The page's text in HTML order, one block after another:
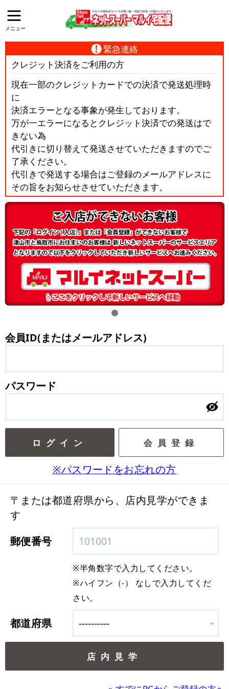
メニュー
緊急連絡
クレジット決済をご利用の方
現在一部のクレジットカードでの決済で発送処理時
に
決済エラーとなる事象が発生しております。
万が一エラーになるとクレジット決済での発送はで
きない為
代引きに切り替えて発送させていただきますのでご
了承ください。
代引きで発送する場合はご登録のメールアドレスに
その旨をお知らせさせていただきます。
会員ID(またはメールアドレス)
パスワード
ログイン 会員登録
※パスワードをお忘れの方
〒または都道府県から、店内見学ができま
す
郵便番号
※半角数字で入力してください。
※ハイフン（-） なしで入力してくだ
さい。
都道府県